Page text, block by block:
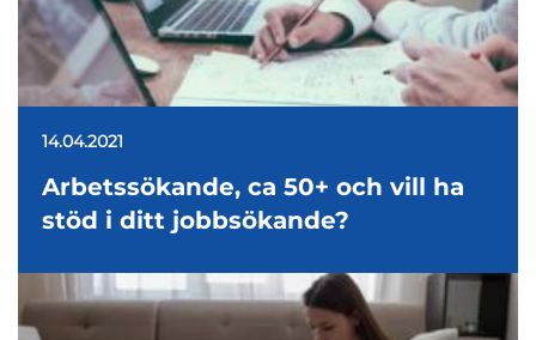
14.04.2021
Arbetssökande, ca 50+ och vill ha
stöd i ditt jobbsökande?